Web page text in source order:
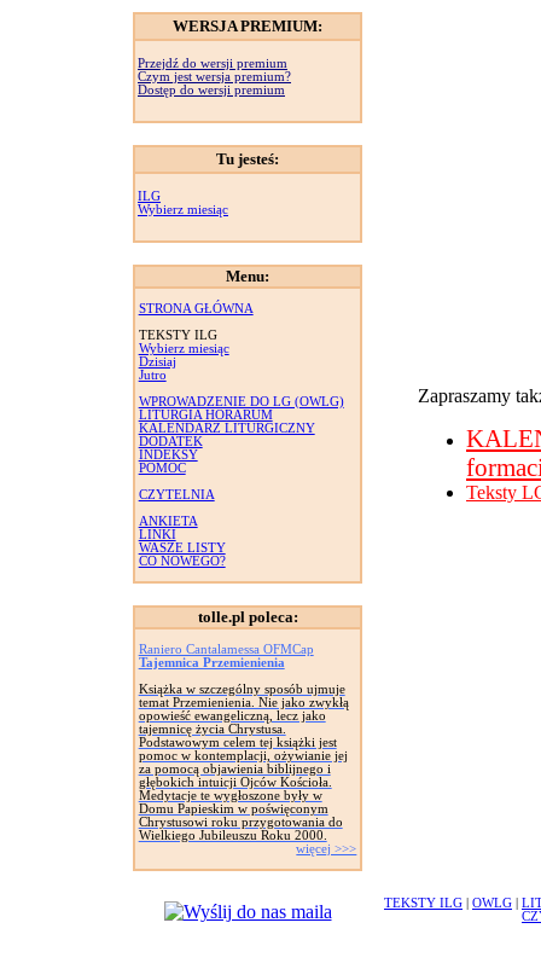
WERSJA PREMIUM:
Przejdź do wersji premium
Czym jest wersja premium?
Dostęp do wersji premium
Tu jesteś:
ILG
Wybierz miesiąc
Menu:
STRONA GŁÓWNA
TEKSTY ILG
Wybierz miesiąc
Dzisiaj
Jutro
WPROWADZENIE DO LG (OWLG)
LITURGIA HORARUM
KALENDARZ LITURGICZNY
DODATEK
INDEKSY
POMOC
CZYTELNIA
ANKIETA
LINKI
WASZE LISTY
CO NOWEGO?
tolle.pl poleca:
Raniero Cantalamessa OFMCap
Tajemnica Przemienienia
Książka w szczególny sposób ujmuje
temat Przemienienia. Nie jako zwykłą
opowieść ewangeliczną, lecz jako
tajemnicę życia Chrystusa.
Podstawowym celem tej książki jest
pomoc w kontemplacji, ożywianie jej
za pomocą objawienia biblijnego i
głębokich intuicji Ojców Kościoła.
Medytacje te wygłoszone były w
Domu Papieskim w poświęconym
Chrystusowi roku przygotowania do
Wielkiego Jubileuszu Roku 2000.
więcej >>>
Zapraszamy
Teksty
TEKSTY ILG OWLG